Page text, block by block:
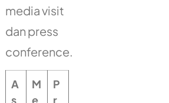
media visit
dan press
conference.
A
s
M
e
P
r